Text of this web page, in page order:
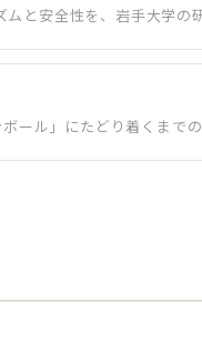
と安全性を、岩手大学の
ール」にたどり着くまで